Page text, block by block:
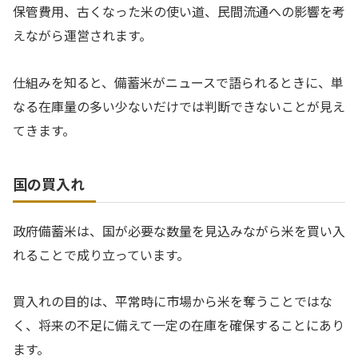
保管費用、古くなった米の使い道、民間流通への影響を考
えながら運営されます。
仕組みを知ると、備蓄米がニュースで語られるときに、単
なる在庫量の多い少ないだけでは判断できないことが見え
てきます。
国の買入れ
政府備蓄米は、国が必要な数量を見込みながら米を買い入
れることで成り立っています。
買入れの目的は、平常時に市場から米を奪うことではな
く、将来の不足に備えて一定の在庫を確保することにあり
ます。